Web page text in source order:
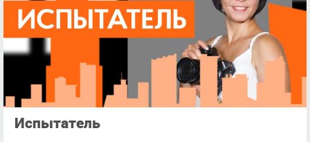
Испытатель